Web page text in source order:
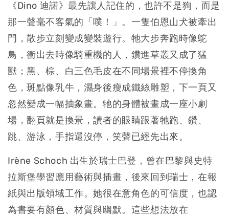
《Dino 迪諾》最先讓人記住的，也許不是狗，而是
那一聲毫不客氣的「噗！」。一隻伯恩山犬被牽出
門，散步立刻變成變裝遊行。牠大步奔跑時像鴕
鳥，衝出去時像騎重機的人，鑽進草叢又成了猛
獸；黑、棕、白三色毛皮在不同場景裡不停換角
色，斑點像乳牛，濕身後瘦成鐵絲雕塑，下一頁又
忽然變成一幅抽象畫。牠的身體被畫成一座小劇
場，翻頁就是換景，讀者的眼睛跟著牠跑、鑽、
跳、游泳，手指還沒停，笑聲已經先出來。
Irène Schoch 出生於瑞士巴登，曾在巴黎與史特
拉斯堡學習應用藝術與插畫，後來回到瑞士，在報
紙與出版領域工作。她很在意角色的可信度，也認
為書要有顏色、材質與幽默。這些想法放在